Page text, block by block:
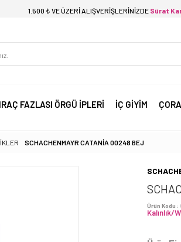
1.500 ₺ VE ÜZERİ ALIŞVERİŞLERİNİZDE Sürat
FAZLASI ÖRGÜ İPLERİ İÇ GİYİM
SCHACHENMAYR CATANİA 00248 BEJ
Ürün Kodu :
Kalınlık/